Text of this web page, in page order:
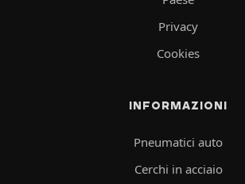
Privacy
Cookies
INFORMAZIONI
Pneumatici auto
Cerchi in acciaio